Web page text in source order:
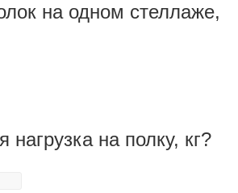
на одном стеллаже,
на полку, кг?